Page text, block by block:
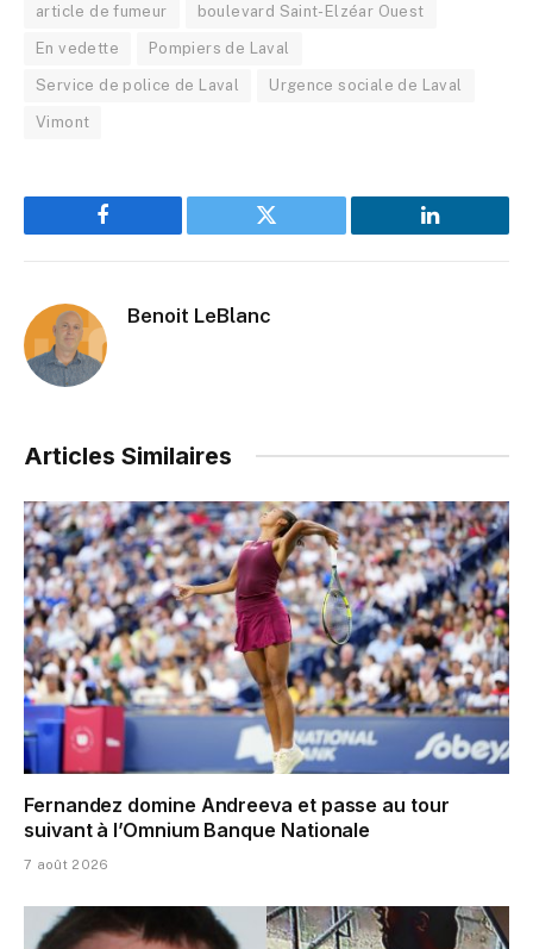
article de fumeur boulevard Saint-Elzéar Ouest
En vedette Pompiers de Laval
Service de police de Laval Urgence sociale de Laval
Vimont
Facebook Twitter LinkedIn
Benoit LeBlanc
Articles Similaires
Fernandez domine Andreeva et passe au tour
suivant à l’Omnium Banque Nationale
7 août 2026